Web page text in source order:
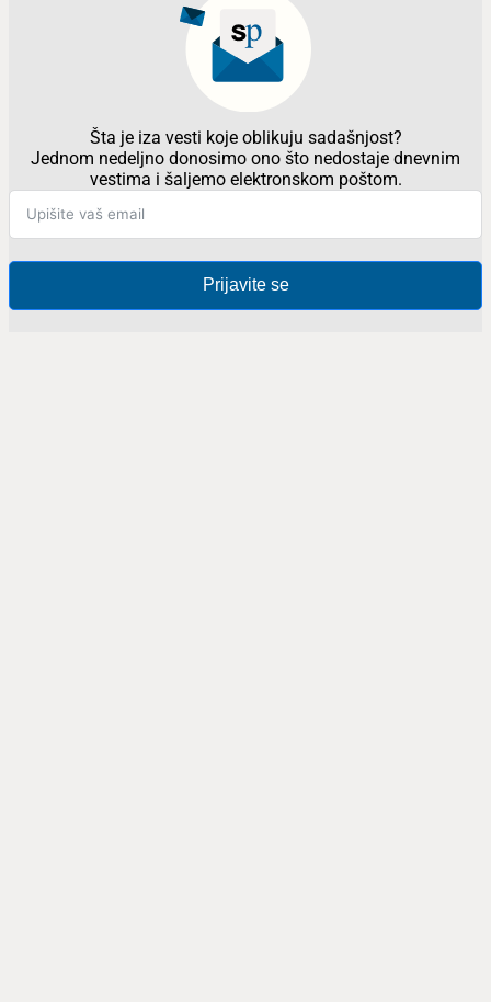
Šta je iza vesti koje oblikuju sadašnjost?
Jednom nedeljno donosimo ono što nedostaje dnevnim
vestima i šaljemo elektronskom poštom.
Prijavite se